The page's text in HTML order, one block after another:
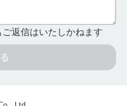
返信はいたしかねます